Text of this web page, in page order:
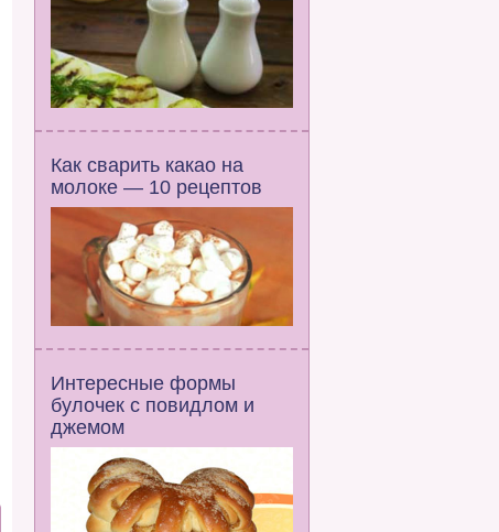
Как сварить какао на
молоке — 10 рецептов
Интересные формы
булочек с повидлом и
джемом